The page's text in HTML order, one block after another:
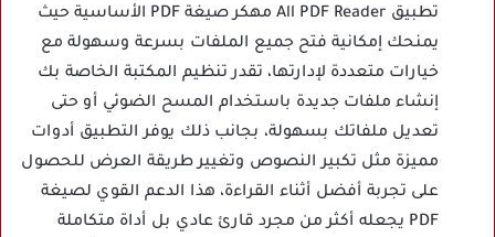
تطبيق All PDF Reader مهكر صيغة PDF الأساسية حيث
يمنحك إمكانية فتح جميع الملفات بسرعة وسهولة مع
خيارات متعددة لإدارتها، تقدر تنظيم المكتبة الخاصة بك
إنشاء ملفات جديدة باستخدام المسح الضوئي أو حتى
تعديل ملفاتك بسهولة، بجانب ذلك يوفر التطبيق أدوات
مميزة مثل تكبير النصوص وتغيير طريقة العرض للحصول
على تجربة أفضل أثناء القراءة، هذا الدعم القوي لصيغة
PDF يجعله أكثر من مجرد قارئ عادي بل أداة متكاملة